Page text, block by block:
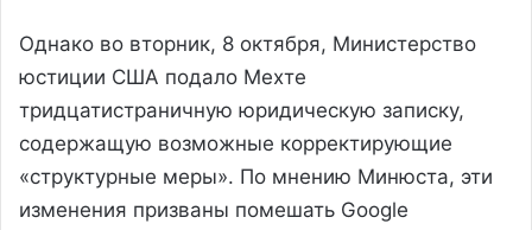
Однако во вторник, 8 октября, Министерство
юстиции США подало Мехте
тридцатистраничную юридическую записку,
содержащую возможные корректирующие
«структурные меры». По мнению Минюста, эти
изменения призваны помешать Google